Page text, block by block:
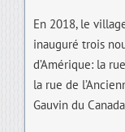
En 2018, le
inauguré trois
d’Amérique: la
la rue de
Gauvin du